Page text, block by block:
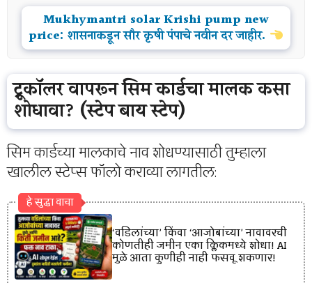
Mukhymantri solar Krishi pump new
price: शासनाकडून सौर कृषी पंपाचे नवीन दर जाहीर.
ट्रूकॉलर वापरून सिम कार्डचा मालक कसा
शोधावा? (स्टेप बाय स्टेप)
सिम कार्डच्या मालकाचे नाव शोधण्यासाठी तुम्हाला
खालील स्टेप्स फॉलो कराव्या लागतील:
हे सुद्धा वाचा
‘वडिलांच्या’ किंवा ‘आजोबांच्या’ नावावरची
कोणतीही जमीन एका क्लिकमध्ये शोधा! AI
मुळे आता कुणीही नाही फसवू शकणार!